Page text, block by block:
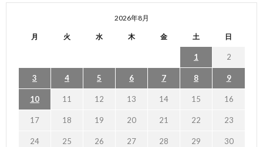
2026年8月
月 火 水 木 金 土 日
1 2
3 4 5 6 7 8 9
10 11 12 13 14 15 16
17 18 19 20 21 22 23
24 25 26 27 28 29 30